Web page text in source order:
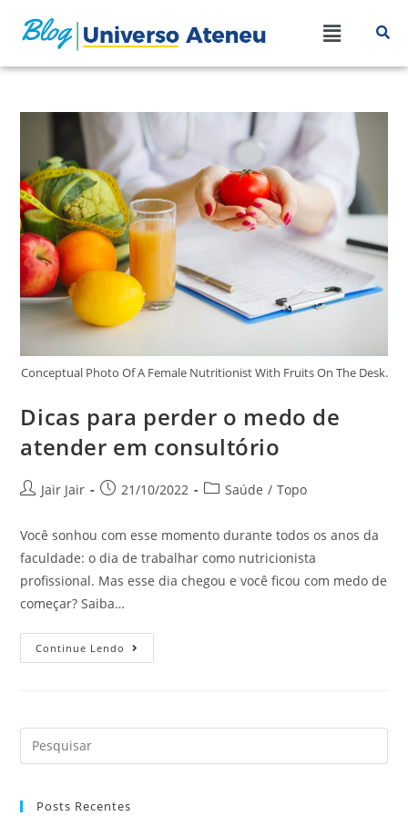
Conceptual Photo Of A Female Nutritionist With Fruits On The Desk.
Dicas para perder o medo de
atender em consultório
Jair Jair 21/10/2022 Saúde / Topo
Você sonhou com esse momento durante todos os anos da
faculdade: o dia de trabalhar como nutricionista
profissional. Mas esse dia chegou e você ficou com medo de
começar? Saiba…
Continue Lendo
Posts Recentes